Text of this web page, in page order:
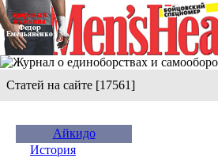
Статей на сайте [17561]
Айкидо
История